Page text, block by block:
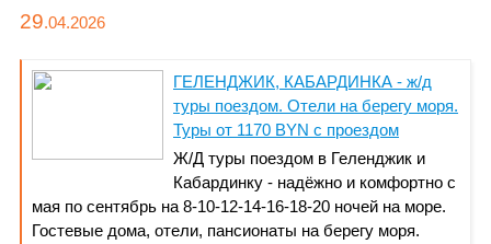
29.04.2026
ГЕЛЕНДЖИК, КАБАРДИНКА - ж/д
туры поездом. Отели на берегу моря.
Туры от 1170 BYN с проездом
Ж/Д туры поездом в Геленджик и
Кабардинку - надёжно и комфортно с
мая по сентябрь на 8-10-12-14-16-18-20 ночей на море.
Гостевые дома, отели, пансионаты на берегу моря.